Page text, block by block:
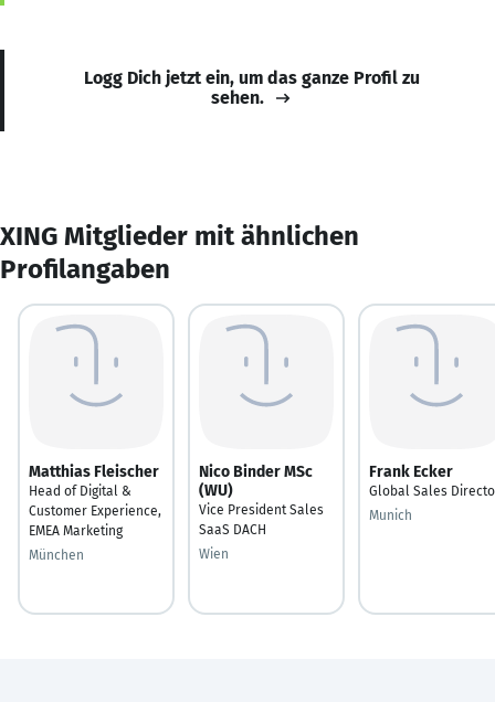
Logg Dich jetzt ein, um das ganze Profil zu
sehen.
XING Mitglieder mit ähnlichen
Profilangaben
Matthias Fleischer
Head of Digital &
Customer Experience,
EMEA Marketing
München
Nico Binder MSc
(WU)
Vice President Sales
SaaS DACH
Wien
Frank Ecker
Global Sales
Munich